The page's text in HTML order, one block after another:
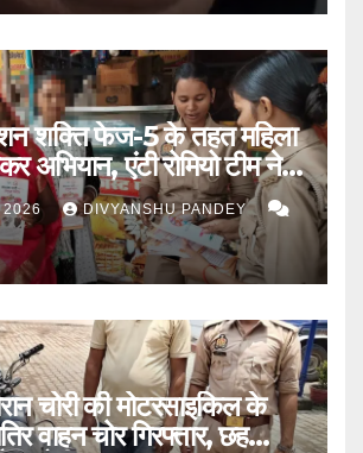
शक्ति फेज-5 के तहत महिला
अभियान, एंटी रोमियो टीम ने
जागरूक|
2026 DIVYANSHU PANDEY
चोरी की मोटरसाइकिल के
वाहन चोर गिरफ्तार, छह